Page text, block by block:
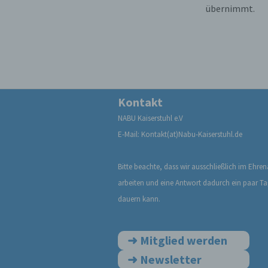
übernimmt.
Kontakt
NABU Kaiserstuhl e.V
E-Mail: Kontakt(at)Nabu-Kaiserstuhl.de
Bitte beachte, dass wir ausschließlich im
arbeiten und eine Antwort dadurch ein paar
dauern kann.
➜ Mitglied werden
➜ Newsletter
c)
mit